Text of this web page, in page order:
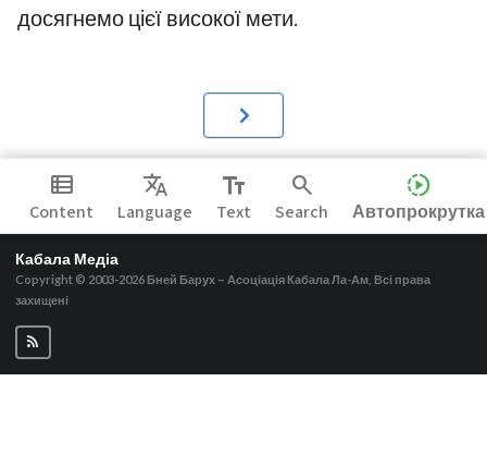
досягнемо цієї високої мети.
view_list
Content
Translate
Language
text_fields
Text
search
Search
slow_motion_video
Автопрокрутка
Кабала Медіа
Copyright © 2003-2026 Бней Барух – Асоціація Кабала Ла-Ам, Всі права
захищені